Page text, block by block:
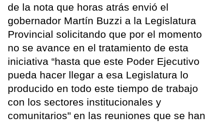
de la nota que horas atrás envió el
gobernador Martín Buzzi a la Legislatura
Provincial solicitando que por el momento
no se avance en el tratamiento de esta
iniciativa “hasta que este Poder Ejecutivo
pueda hacer llegar a esa Legislatura lo
producido en todo este tiempo de trabajo
con los sectores institucionales y
comunitarios" en las reuniones que se han